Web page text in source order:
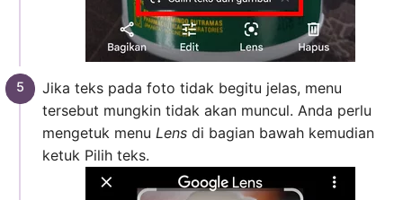
Jika teks pada foto tidak begitu jelas, menu
tersebut mungkin tidak akan muncul. Anda perlu
mengetuk menu Lensdi bagian bawah kemudian
ketuk Pilih teks.